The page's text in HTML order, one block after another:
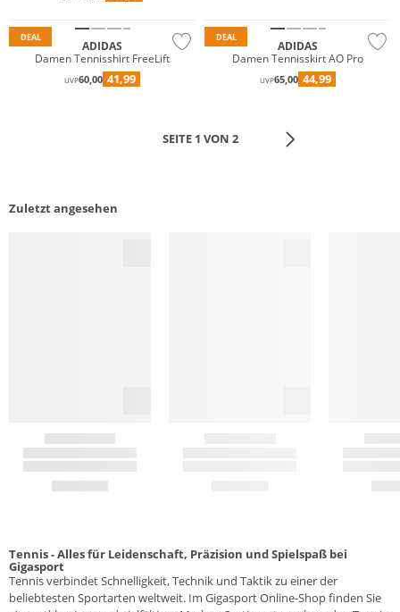
DEAL
ADIDAS
Damen Tennisshirt FreeLift
UVP60,00 41,99
DEAL
ADIDAS
Damen Tennisskirt AO Pro
UVP65,00 44,99
SEITE 1 VON 2
Zuletzt angesehen
Tennis - Alles für Leidenschaft, Präzision und Spielspaß bei
Gigasport
Tennis verbindet Schnelligkeit, Technik und Taktik zu einer der
beliebtesten Sportarten weltweit. Im Gigasport Online-Shop finden Sie